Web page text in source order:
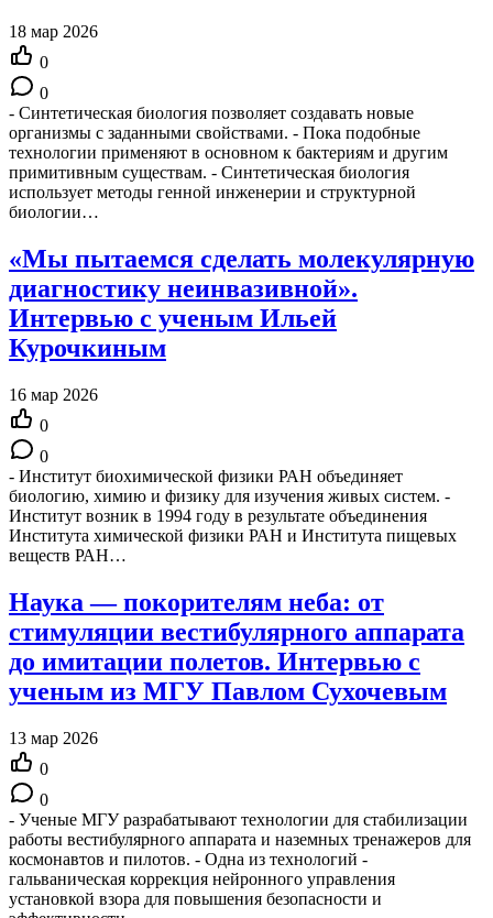
18 мар 2026
0
0
- Синтетическая биология позволяет создавать новые
организмы с заданными свойствами. - Пока подобные
технологии применяют в основном к бактериям и другим
примитивным существам. - Синтетическая биология
использует методы генной инженерии и структурной
биологии…
«Мы пытаемся сделать молекулярную
диагностику неинвазивной».
Интервью с ученым Ильей
Курочкиным
16 мар 2026
0
0
- Институт биохимической физики РАН объединяет
биологию, химию и физику для изучения живых систем. -
Институт возник в 1994 году в результате объединения
Института химической физики РАН и Института пищевых
веществ РАН…
Наука — покорителям неба: от
стимуляции вестибулярного аппарата
до имитации полетов. Интервью с
ученым из МГУ Павлом Сухочевым
13 мар 2026
0
0
- Ученые МГУ разрабатывают технологии для стабилизации
работы вестибулярного аппарата и наземных тренажеров для
космонавтов и пилотов. - Одна из технологий -
гальваническая коррекция нейронного управления
установкой взора для повышения безопасности и